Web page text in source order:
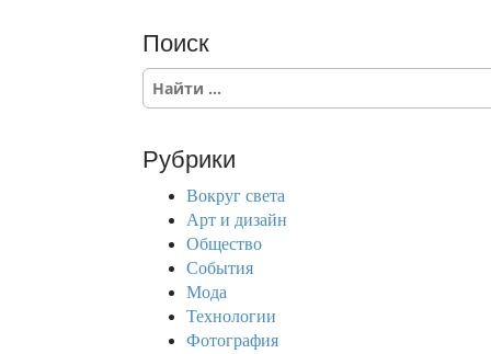
Поиск
S
e
c
Рубрики
Вокруг света
Арт и дизайн
Общество
События
Мода
Технологии
Фотография